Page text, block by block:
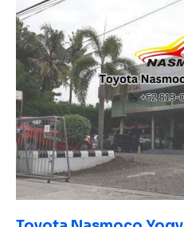
Yogyakarta,
Dealer
Resmi